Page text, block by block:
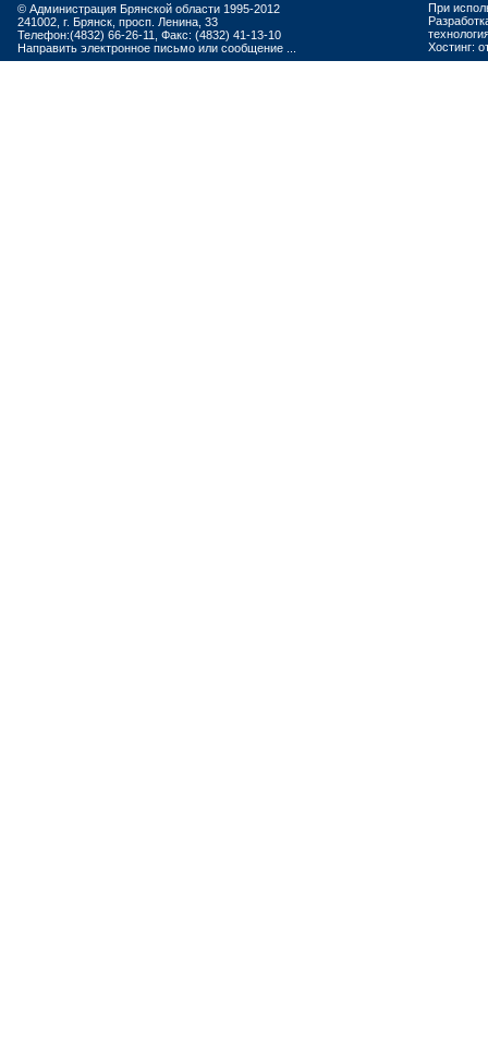
© Администрация Брянской области 1995-2012
241002, г. Брянск, просп. Ленина, 33
Телефон:(4832) 66-26-11, Факс: (4832) 41-13-10
Направить электронное письмо или сообщение ...
При
Хостинг: